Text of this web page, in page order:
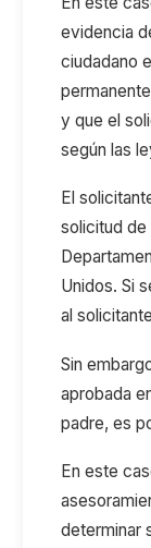
evidencia
ciudadano
y que el
según las
El
solicitud de
Unidos. Si
al
Sin
aprobada
padre, es
En este
determinar